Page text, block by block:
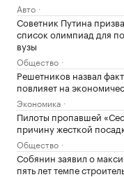
Авто
Советник Путина
список олимпиад для
вузы
Общество
Решетников назвал
повлияет на
Экономика
Пилоты пропавшей
причину жесткой
Общество
Собянин заявил о
пять лет темпе